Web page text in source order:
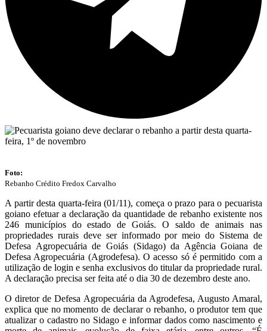
Foto:
Rebanho Crédito Fredox Carvalho
A partir desta quarta-feira (01/11), começa o prazo para o pecuarista
goiano efetuar a declaração da quantidade de rebanho existente nos
246 municípios do estado de Goiás. O saldo de animais nas
propriedades rurais deve ser informado por meio do Sistema de
Defesa Agropecuária de Goiás (Sidago) da Agência Goiana de
Defesa Agropecuária (Agrodefesa). O acesso só é permitido com a
utilização de login e senha exclusivos do titular da propriedade rural.
A declaração precisa ser feita até o dia 30 de dezembro deste ano.
O diretor de Defesa Agropecuária da Agrodefesa, Augusto Amaral,
explica que no momento de declarar o rebanho, o produtor tem que
atualizar o cadastro no Sidago e informar dados como nascimento e